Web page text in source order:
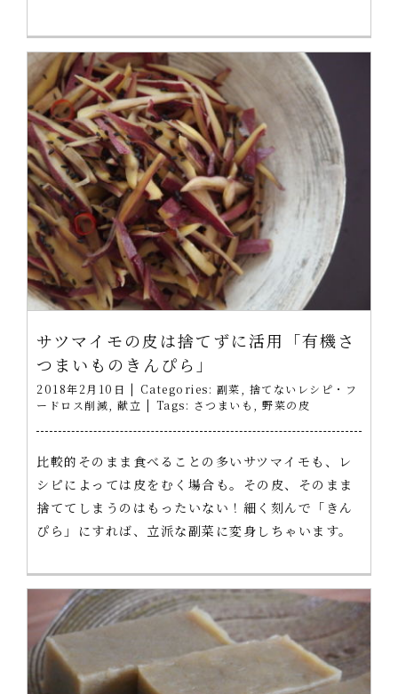
サツマイモの皮は捨てずに活用「有機さ
つまいものきんぴら」
2018年2月10日 | Categories: 副菜
捨てないレシピ・フ
ードロス削減
献立 | Tags: さつまいも 野菜の皮
比較的そのまま食べることの多いサツマイモも、レ
シピによっては皮をむく場合も。その皮、そのまま
捨ててしまうのはもったいない！細く刻んで「きん
ぴら」にすれば、立派な副菜に変身しちゃいます。